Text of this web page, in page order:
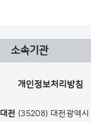
소속기관
개인정보처리방침
대전 (35208) 대전광역